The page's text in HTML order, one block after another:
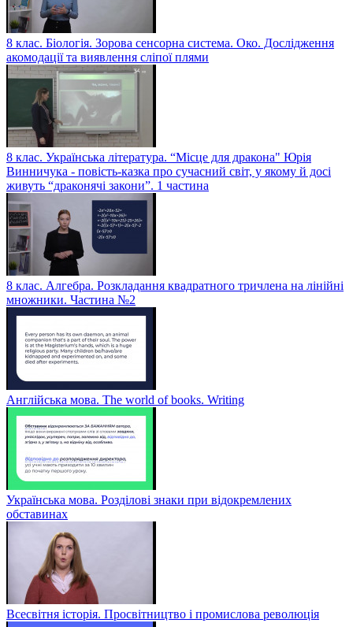
8 клас. Біологія. Зорова сенсорна система. Око. Дослідження
акомодації та виявлення сліпої плями
8 клас. Українська література. “Місце для дракона" Юрія
Винничука - повість-казка про сучасний світ, у якому й досі
живуть “драконячі закони”. 1 частина
8 клас. Алгебра. Розкладання квадратного тричлена на лінійні
множники. Частина №2
Англійська мова. The world of books. Writing
Українська мова. Розділові знаки при відокремлених
обставинах
Всесвітня історія. Просвітництво і промислова революція